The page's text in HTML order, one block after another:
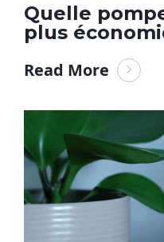
Quelle
plus
Read More